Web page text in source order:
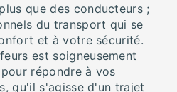
que des conducteurs ;
du transport qui se
et à votre sécurité.
est soigneusement
répondre à vos
qu'il s'agisse d'un trajet